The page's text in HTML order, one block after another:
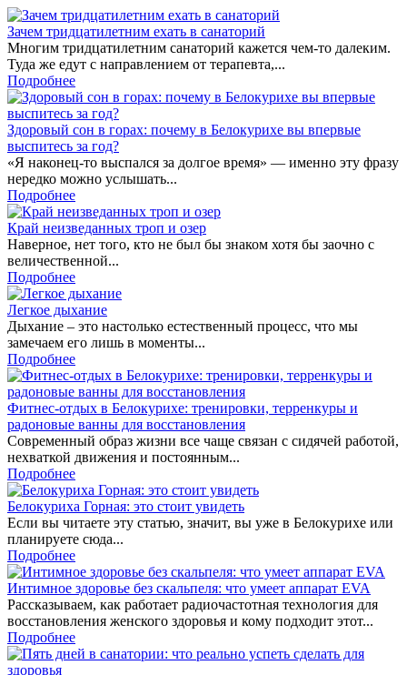
Зачем тридцатилетним ехать в санаторий
Многим тридцатилетним санаторий кажется чем-то далеким.
Туда же едут с направлением от терапевта,...
Подробнее
Здоровый сон в горах: почему в Белокурихе вы впервые
выспитесь за год?
«Я наконец-то выспался за долгое время» — именно эту фразу
нередко можно услышать...
Подробнее
Край неизведанных троп и озер
Наверное, нет того, кто не был бы знаком хотя бы заочно с
величественной...
Подробнее
Легкое дыхание
Дыхание – это настолько естественный процесс, что мы
замечаем его лишь в моменты...
Подробнее
Фитнес-отдых в Белокурихе: тренировки, терренкуры и
радоновые ванны для восстановления
Современный образ жизни все чаще связан с сидячей работой,
нехваткой движения и постоянным...
Подробнее
Белокуриха Горная: это стоит увидеть
Если вы читаете эту статью, значит, вы уже в Белокурихе или
планируете сюда...
Подробнее
Интимное здоровье без скальпеля: что умеет аппарат EVA
Рассказываем, как работает радиочастотная технология для
восстановления женского здоровья и кому подходит этот...
Подробнее